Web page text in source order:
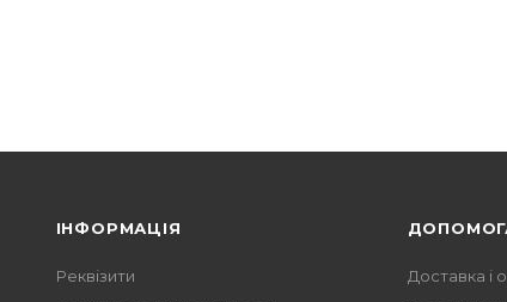
ІНФОРМАЦІЯ
Реквізити
Доставка і